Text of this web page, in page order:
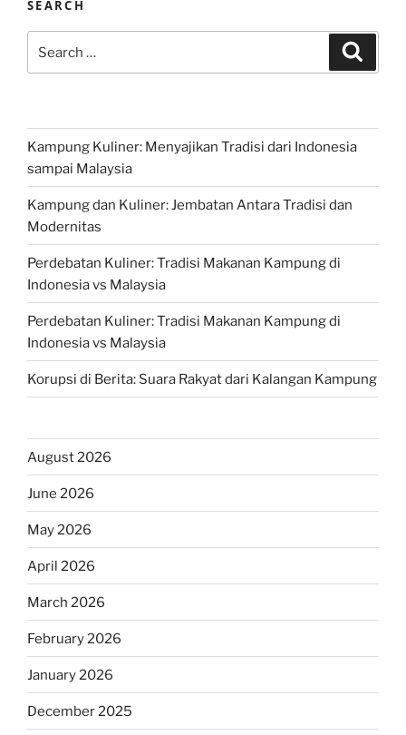
SEARCH
for:
Kampung Kuliner: Menyajikan Tradisi dari Indonesia
sampai Malaysia
Kampung dan Kuliner: Jembatan Antara Tradisi dan
Modernitas
Perdebatan Kuliner: Tradisi Makanan Kampung di
Indonesia vs Malaysia
Perdebatan Kuliner: Tradisi Makanan Kampung di
Indonesia vs Malaysia
Korupsi di Berita: Suara Rakyat dari Kalangan Kampung
August 2026
June 2026
May 2026
April 2026
March 2026
February 2026
January 2026
December 2025